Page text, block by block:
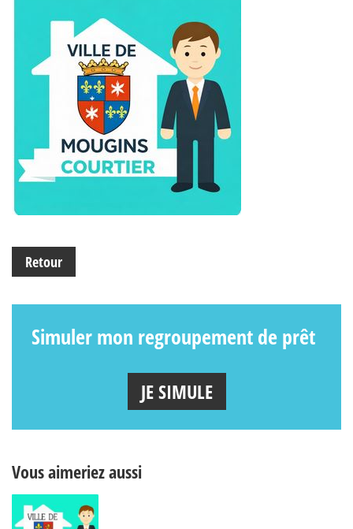
Retour
Simuler mon regroupement de prêt
JE SIMULE
Vous aimeriez aussi